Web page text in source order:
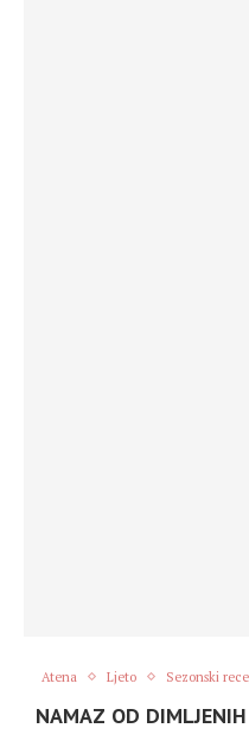
Atena Ljeto Sezonski
NAMAZ OD